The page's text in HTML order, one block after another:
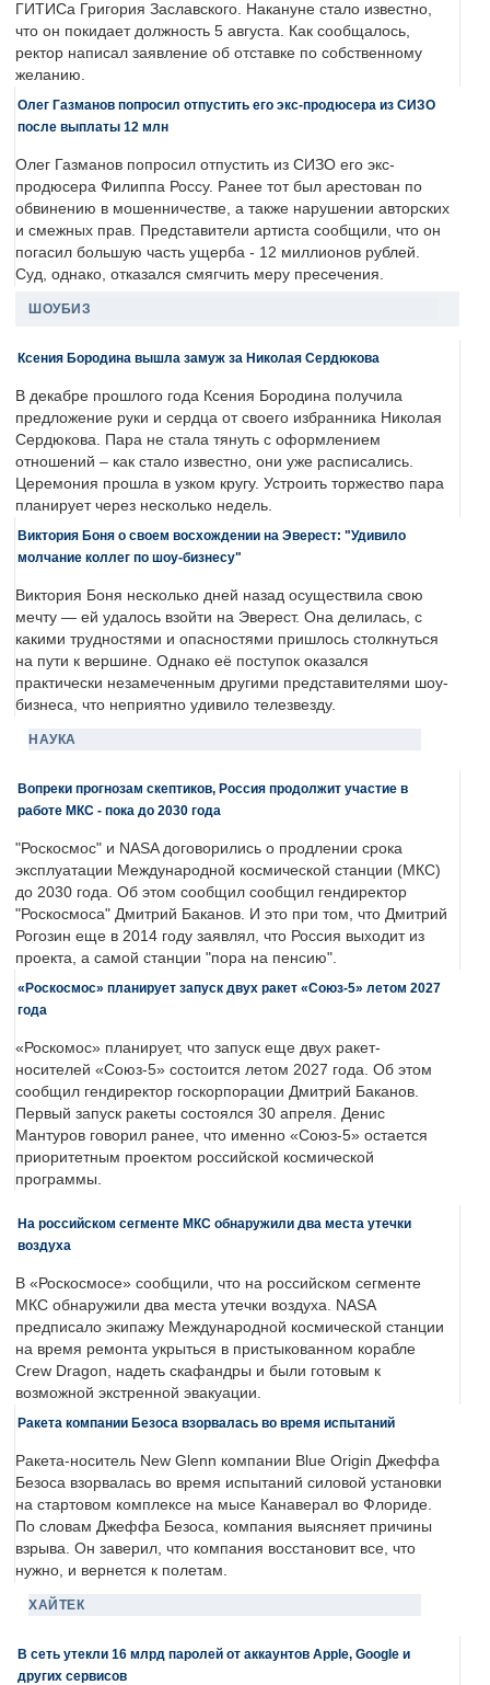
ГИТИСа Григория Заславского. Накануне стало известно,
что он покидает должность 5 августа. Как сообщалось,
ректор написал заявление об отставке по собственному
желанию.
Олег Газманов попросил отпустить его экс-продюсера из СИЗО
после выплаты 12 млн
Олег Газманов попросил отпустить из СИЗО его экс-
продюсера Филиппа Россу. Ранее тот был арестован по
обвинению в мошенничестве, а также нарушении авторских
и смежных прав. Представители артиста сообщили, что он
погасил большую часть ущерба - 12 миллионов рублей.
Суд, однако, отказался смягчить меру пресечения.
ШОУБИЗ
Ксения Бородина вышла замуж за Николая Сердюкова
В декабре прошлого года Ксения Бородина получила
предложение руки и сердца от своего избранника Николая
Сердюкова. Пара не стала тянуть с оформлением
отношений – как стало известно, они уже расписались.
Церемония прошла в узком кругу. Устроить торжество пара
планирует через несколько недель.
Виктория Боня о своем восхождении на Эверест: "Удивило
молчание коллег по шоу-бизнесу"
Виктория Боня несколько дней назад осуществила свою
мечту — ей удалось взойти на Эверест. Она делилась, с
какими трудностями и опасностями пришлось столкнуться
на пути к вершине. Однако её поступок оказался
практически незамеченным другими представителями шоу-
бизнеса, что неприятно удивило телезвезду.
НАУКА
Вопреки прогнозам скептиков, Россия продолжит участие в
работе МКС - пока до 2030 года
"Роскосмос" и NASA договорились о продлении срока
эксплуатации Международной космической станции (МКС)
до 2030 года. Об этом сообщил сообщил гендиректор
"Роскосмоса" Дмитрий Баканов. И это при том, что Дмитрий
Рогозин еще в 2014 году заявлял, что Россия выходит из
проекта, а самой станции "пора на пенсию".
«Роскосмос» планирует запуск двух ракет «Союз-5» летом 2027
года
«Роскомос» планирует, что запуск еще двух ракет-
носителей «Союз-5» состоится летом 2027 года. Об этом
сообщил гендиректор госкорпорации Дмитрий Баканов.
Первый запуск ракеты состоялся 30 апреля. Денис
Мантуров говорил ранее, что именно «Союз-5» остается
приоритетным проектом российской космической
программы.
На российском сегменте МКС обнаружили два места утечки
воздуха
В «Роскосмосе» сообщили, что на российском сегменте
МКС обнаружили два места утечки воздуха. NASA
предписало экипажу Международной космической станции
на время ремонта укрыться в пристыкованном корабле
Crew Dragon, надеть скафандры и были готовым к
возможной экстренной эвакуации.
Ракета компании Безоса взорвалась во время испытаний
Ракета-носитель New Glenn компании Blue Origin Джеффа
Безоса взорвалась во время испытаний силовой установки
на стартовом комплексе на мысе Канаверал во Флориде.
По словам Джеффа Безоса, компания выясняет причины
взрыва. Он заверил, что компания восстановит все, что
нужно, и вернется к полетам.
ХАЙТЕК
В сеть утекли 16 млрд паролей от аккаунтов Apple, Google и
других сервисов